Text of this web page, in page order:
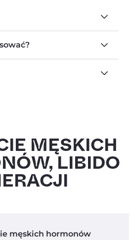
MĘSKICH
LIBIDO
męskich hormonów